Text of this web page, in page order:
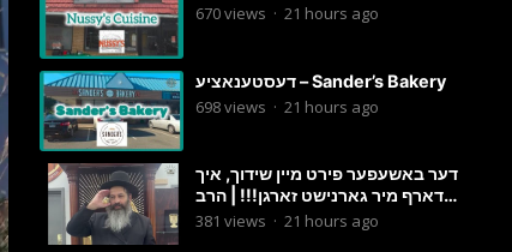
670views · 21 hours ago
דעסטענאציע – Sander’s Bakery
698views · 21 hours ago
דער באשעפער פירט מיין שידוך, איך
דארף מיר גארנישט זארגן!!! | הרב
מענדל ווייס
381 views · 21 hours ago